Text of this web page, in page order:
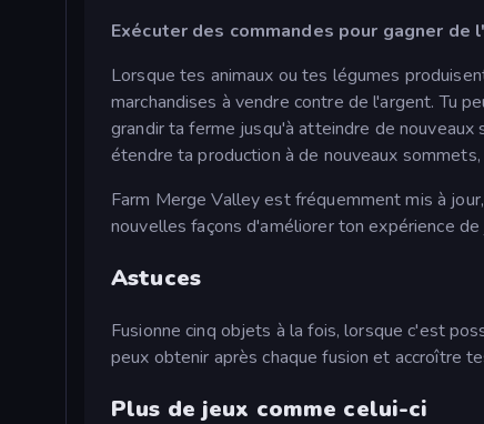
Exécuter des commandes pour gagner de
Lorsque tes animaux ou tes légumes
marchandises à vendre contre de l'argent. Tu
grandir ta ferme jusqu'à atteindre de
étendre ta production à de nouveaux
Farm Merge Valley est fréquemment mis à
nouvelles façons d'améliorer ton expérience de
Astuces
Fusionne cinq objets à la fois, lorsque c'est
peux obtenir après chaque fusion et accroître
Plus de jeux comme celui-ci